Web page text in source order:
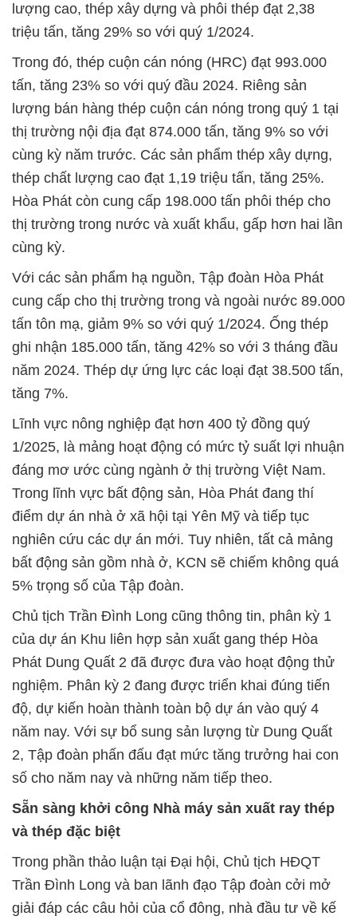
lượng cao, thép xây dựng và phôi thép đạt 2,38
triệu tấn, tăng 29% so với quý 1/2024.
Trong đó, thép cuộn cán nóng (HRC) đạt 993.000
tấn, tăng 23% so với quý đầu 2024. Riêng sản
lượng bán hàng thép cuộn cán nóng trong quý 1 tại
thị trường nội địa đạt 874.000 tấn, tăng 9% so với
cùng kỳ năm trước. Các sản phẩm thép xây dựng,
thép chất lượng cao đạt 1,19 triệu tấn, tăng 25%.
Hòa Phát còn cung cấp 198.000 tấn phôi thép cho
thị trường trong nước và xuất khẩu, gấp hơn hai lần
cùng kỳ.
Với các sản phẩm hạ nguồn, Tập đoàn Hòa Phát
cung cấp cho thị trường trong và ngoài nước 89.000
tấn tôn mạ, giảm 9% so với quý 1/2024. Ống thép
ghi nhận 185.000 tấn, tăng 42% so với 3 tháng đầu
năm 2024. Thép dự ứng lực các loại đạt 38.500 tấn,
tăng 7%.
Lĩnh vực nông nghiệp đạt hơn 400 tỷ đồng quý
1/2025, là mảng hoạt động có mức tỷ suất lợi nhuận
đáng mơ ước cùng ngành ở thị trường Việt Nam.
Trong lĩnh vực bất động sản, Hòa Phát đang thí
điểm dự án nhà ở xã hội tại Yên Mỹ và tiếp tục
nghiên cứu các dự án mới. Tuy nhiên, tất cả mảng
bất động sản gồm nhà ở, KCN sẽ chiếm không quá
5% trọng số của Tập đoàn.
Chủ tịch Trần Đình Long cũng thông tin, phân kỳ 1
của dự án Khu liên hợp sản xuất gang thép Hòa
Phát Dung Quất 2 đã được đưa vào hoạt động thử
nghiệm. Phân kỳ 2 đang được triển khai đúng tiến
độ, dự kiến hoàn thành toàn bộ dự án vào quý 4
năm nay. Với sự bổ sung sản lượng từ Dung Quất
2, Tập đoàn phấn đấu đạt mức tăng trưởng hai con
số cho năm nay và những năm tiếp theo.
Sẵn sàng khởi công Nhà máy sản xuất ray thép
và thép đặc biệt
Trong phần thảo luận tại Đại hội, Chủ tịch HĐQT
Trần Đình Long và ban lãnh đạo Tập đoàn cởi mở
giải đáp các câu hỏi của cổ đông, nhà đầu tư về kế